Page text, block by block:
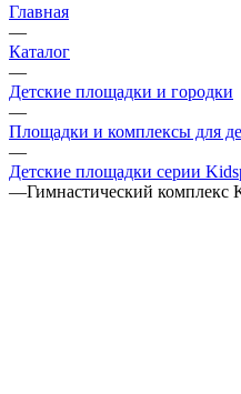
Главная
—
Каталог
—
Детские площадки и городки
—
Площадки и комплексы для
—
Детские площадки серии
—Гимнастический